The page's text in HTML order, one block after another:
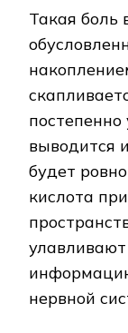
Такая боль
постепенно
выводится
будет
кислота
нервной